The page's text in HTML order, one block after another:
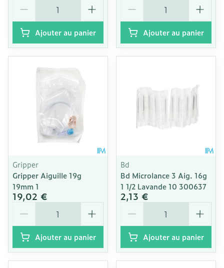
Ajouter au panier Ajouter au panier
Gripper
Gripper Aiguille 19g
19mm 1
19,02 €
Ajouter au panier
Bd
Bd Microlance 3 Aig. 16g
1 1/2 Lavande 10 300637
2,13 €
Ajouter au panier